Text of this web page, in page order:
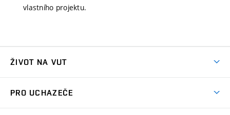
vlastního projektu.
ŽIVOT NA VUT
PRO UCHAZEČE